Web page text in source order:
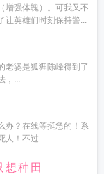
增强体魄）。可我又不
让英雄们时刻保持警...
老婆是狐狸陈峰得到了
，...
办？在线等挺急的！系
人！不过...
想种田